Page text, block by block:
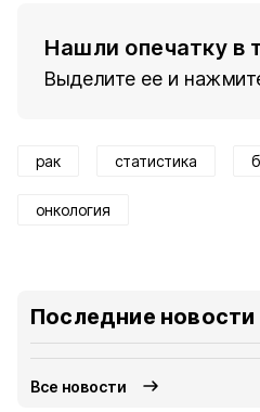
Нашли опечатку в
Выделите ее и
рак статистика
онкология
Последние новости
Все новости